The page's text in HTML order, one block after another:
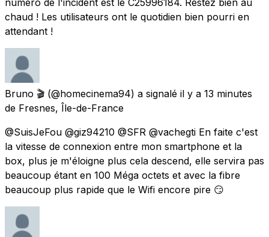
chaud ! Les utilisateurs ont le quotidien bien pourri en
attendant !
Bruno 🎬 (@homecinema94) a signalé il y a 13 minutes
de Fresnes, Île-de-France
@SuisJeFou @giz94210 @SFR @vachegti En faite c'est
la vitesse de connexion entre mon smartphone et la
box, plus je m'éloigne plus cela descend, elle servira pas
beaucoup étant en 100 Méga octets et avec la fibre
beaucoup plus rapide que le Wifi encore pire 😏